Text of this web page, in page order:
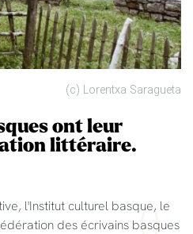
(c) Lorentxa Saragueta
ont leur
littéraire.
l'Institut culturel basque, le
des écrivains basques